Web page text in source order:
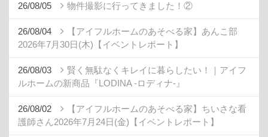
26/08/05 物件撮影に行ってきました！②
26/08/04
【アイフルホームのあそべる家】あんこ部
2026年7月30日(木)【イベントレポート】
26/08/03
賢く無駄なくキレイに暮らしたい！｜アイフ
ルホームの新商品『LODINA -ロディナ-』
26/08/02
【アイフルホームのあそべる家】ちいさな看
護師さん2026年7月24日(金)【イベントレポート】